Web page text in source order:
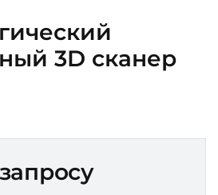
3D сканер